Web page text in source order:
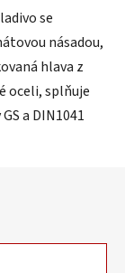
se
násadou,
hlava z
oceli, splňuje
a DIN1041